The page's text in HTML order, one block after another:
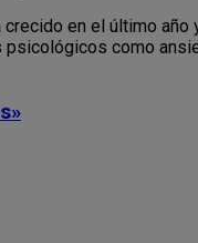
crecido en el último año
como